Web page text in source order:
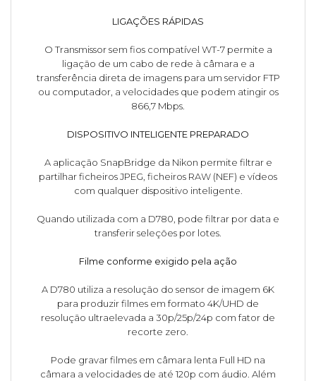
LIGAÇÕES RÁPIDAS
O Transmissor sem fios compatível WT-7 permite a
ligação de um cabo de rede à câmara e a
transferência direta de imagens para um servidor FTP
ou computador, a velocidades que podem atingir os
866,7 Mbps.
DISPOSITIVO INTELIGENTE PREPARADO
A aplicação SnapBridge da Nikon permite filtrar e
partilhar ficheiros JPEG, ficheiros RAW (NEF) e vídeos
com qualquer dispositivo inteligente.
Quando utilizada com a D780, pode filtrar por data e
transferir seleções por lotes.
Filme conforme exigido pela ação
A D780 utiliza a resolução do sensor de imagem 6K
para produzir filmes em formato 4K/UHD de
resolução ultraelevada a 30p/25p/24p com fator de
recorte zero.
Pode gravar filmes em câmara lenta Full HD na
câmara a velocidades de até 120p com áudio. Além